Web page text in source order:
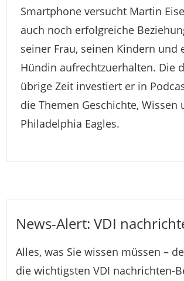
Smartphone versucht Martin
auch noch erfolgreiche
seiner Frau, seinen Kindern und
Hündin aufrechtzuerhalten. Die
übrige Zeit investiert er in
die Themen Geschichte, Wissen
Philadelphia Eagles.
News-Alert: VDI
Alles, was Sie wissen müssen –
die wichtigsten VDI nachrichten-